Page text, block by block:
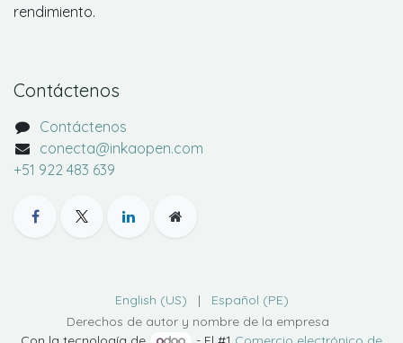
rendimiento.
Contáctenos
Contáctenos
conecta@inkaopen.com
+51 922 483 639
Derechos de autor y nombre de la empresa
English (US) | Español (PE)